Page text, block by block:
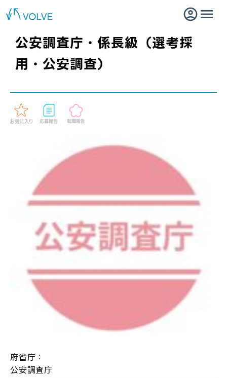
公安調査庁・係長級（選考採
用・公安調査）
府省庁：
公安調査庁